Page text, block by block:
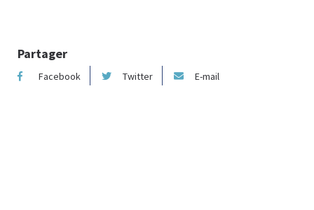
Partager
Facebook Twitter E-mail